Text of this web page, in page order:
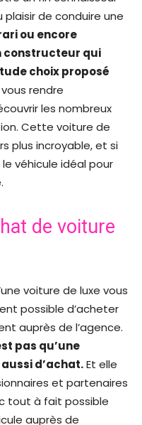
de conduire une
ou encore
constructeur qui
choix proposé
rendre
les nombreux
Cette voiture de
plus incroyable, et si
véhicule idéal pour
de voiture
voiture de luxe vous
possible d’acheter
auprès de l’agence.
pas qu’une
d’achat.Et elle
et partenaires
tout à fait possible
auprès de